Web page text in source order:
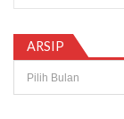
ARSIP